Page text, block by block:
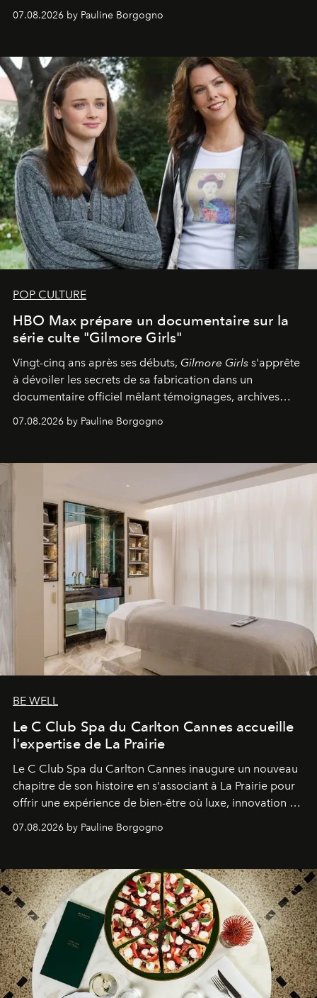
s'arrachent déjà.
07.08.2026 by Pauline Borgogno
POP CULTURE
HBO Max prépare un documentaire sur la
série culte "Gilmore Girls"
Vingt-cinq ans après ses débuts, Gilmore Girls s'apprête
à dévoiler les secrets de sa fabrication dans un
documentaire officiel mêlant témoignages, archives
inédites et plongée dans les coulisses d'un phénomène
générationnel.
07.08.2026 by Pauline Borgogno
BE WELL
Le C Club Spa du Carlton Cannes accueille
l'expertise de La Prairie
Le C Club Spa du Carlton Cannes inaugure un nouveau
chapitre de son histoire en s'associant à La Prairie pour
offrir une expérience de bien-être où luxe, innovation et
expertise se rencontrent.
07.08.2026 by Pauline Borgogno